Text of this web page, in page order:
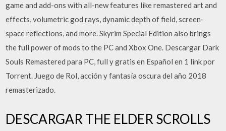
game and add-ons with all-new features like remastered art and
effects, volumetric god rays, dynamic depth of field, screen-
space reflections, and more. Skyrim Special Edition also brings
the full power of mods to the PC and Xbox One. Descargar Dark
Souls Remastered para PC, full y gratis en Español en 1 link por
Torrent. Juego de Rol, acción y fantasía oscura del año 2018
remasterizado.
DESCARGAR THE ELDER SCROLLS